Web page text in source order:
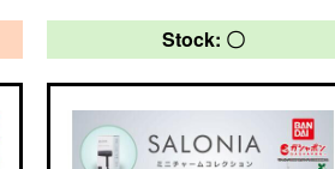
Stock: 〇